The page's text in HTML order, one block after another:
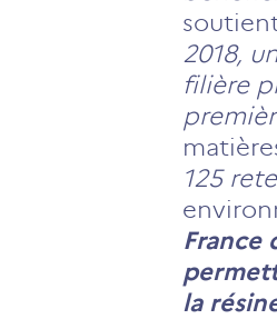
2018,
filière
125
France
la